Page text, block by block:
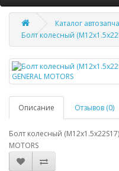
Каталог
Болт колесный
Описание Отзывов (0)
Болт колесный (М12х1.5х22S17)
MOTORS